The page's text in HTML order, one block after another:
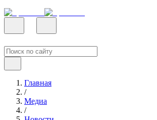
Главная
/
Медиа
/